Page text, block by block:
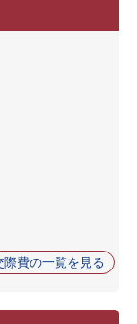
費の一覧を見る